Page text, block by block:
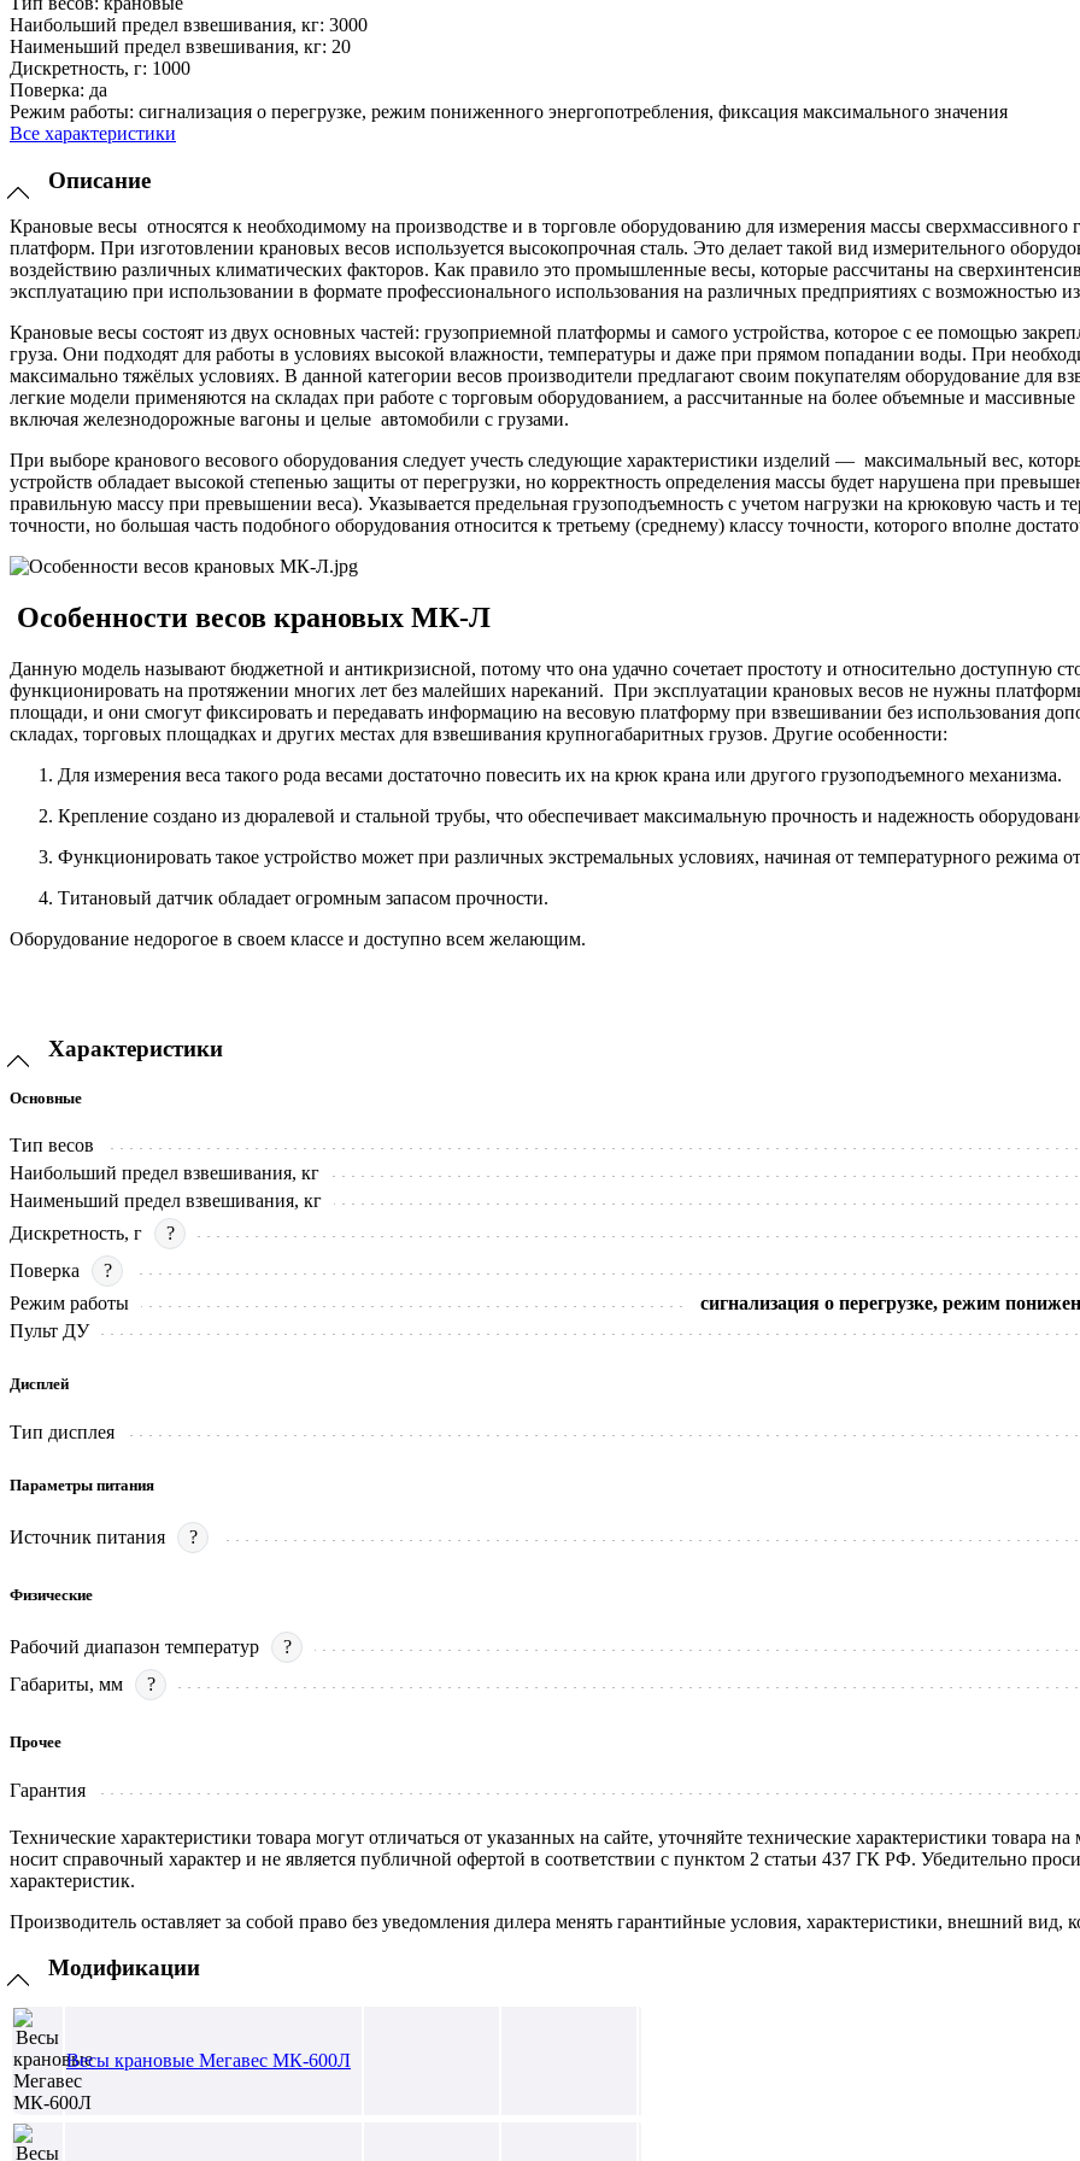
Наибольший предел взвешивания, кг: 3000
Наименьший предел взвешивания, кг: 20
Дискретность, г: 1000
Поверка: да
Режим работы: сигнализация о перегрузке, режим пониженного энергопотребления, фиксация максимального значения
Все характеристики
Описание
Крановые весы относятся к необходимому на производстве и в торговле оборудованию для измерения массы сверхмассивного
платформ. При изготовлении крановых весов используется высокопрочная сталь. Это делает такой вид измерительного
воздействию различных климатических факторов. Как правило это промышленные весы, которые рассчитаны на
эксплуатацию при использовании в формате профессионального использования на различных предприятиях с возможностью
Крановые весы состоят из двух основных частей: грузоприемной платформы и самого устройства, которое с ее помощью
груза. Они подходят для работы в условиях высокой влажности, температуры и даже при прямом попадании воды. При
максимально тяжёлых условиях. В данной категории весов производители предлагают своим покупателям оборудование для
легкие модели применяются на складах при работе с торговым оборудованием, а рассчитанные на более объемные и
включая железнодорожные вагоны и целые автомобили с грузами.
При выборе кранового весового оборудования следует учесть следующие характеристики изделий — максимальный вес,
устройств обладает высокой степенью защиты от перегрузки, но корректность определения массы будет нарушена при
правильную массу при превышении веса). Указывается предельная грузоподъемность с учетом нагрузки на крюковую часть и
точности, но большая часть подобного оборудования относится к третьему (среднему) классу точности, которого вполне
Особенности весов крановых МК-Л
Данную модель называют бюджетной и антикризисной, потому что она удачно сочетает простоту и относительно доступную
функционировать на протяжении многих лет без малейших нареканий. При эксплуатации крановых весов не нужны
площади, и они смогут фиксировать и передавать информацию на весовую платформу при взвешивании без использования
складах, торговых площадках и других местах для взвешивания крупногабаритных грузов. Другие особенности:
Для измерения веса такого рода весами достаточно повесить их на крюк крана или другого грузоподъемного механизма.
Крепление создано из дюралевой и стальной трубы, что обеспечивает максимальную прочность и надежность
Функционировать такое устройство может при различных экстремальных условиях, начиная от температурного режима
Титановый датчик обладает огромным запасом прочности.
Оборудование недорогое в своем классе и доступно всем желающим.
Характеристики
Основные
Тип весов
Наибольший предел взвешивания, кг
Наименьший предел взвешивания, кг
Дискретность, г
?
Поверка
?
Режим работы
сигнализация о перегрузке, режим
Пульт ДУ
Дисплей
Тип дисплея
Параметры питания
Источник питания ?
Физические
Рабочий диапазон температур
?
Габариты, мм
?
Прочее
Гарантия
Технические характеристики товара могут отличаться от указанных на сайте, уточняйте технические характеристики
носит справочный характер и не является публичной офертой в соответствии с пунктом 2 статьи 437 ГК РФ. Убедительно
характеристик.
Производитель оставляет за собой право без уведомления дилера менять гарантийные условия, характеристики, внешний вид,
Модификации
Весы крановые Мегавес МК-600Л